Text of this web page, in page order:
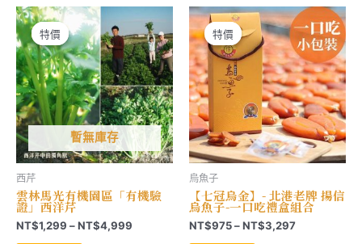
NT$2,070
款
式。
可
在
產
品
頁
面
選
擇
選
項
式。
可
在
產
品
頁
面
選
擇
選
項
特價
暫無庫存
特價
西芹
雲林馬光有機園區「有機驗
證」西洋芹
NT$1,299 –NT$4,999
特價
特價
烏魚子
【七冠烏金】- 北港老牌 揚信
烏魚子-一口吃禮盒組合
NT$975–NT$3,297價